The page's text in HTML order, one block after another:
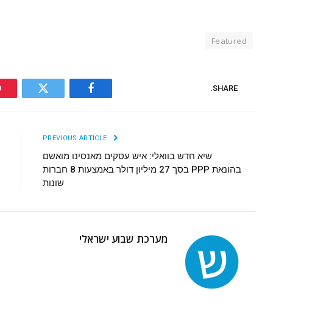
Featured
SHARE.
Facebook
Twitter
שיא חדש בוואלי: איש עסקים מאנסינו מואשם
בהונאת PPP בסך 27 מיליון דולר באמצעות 8 חברות
שונות
מערכת שבוע ישראלי